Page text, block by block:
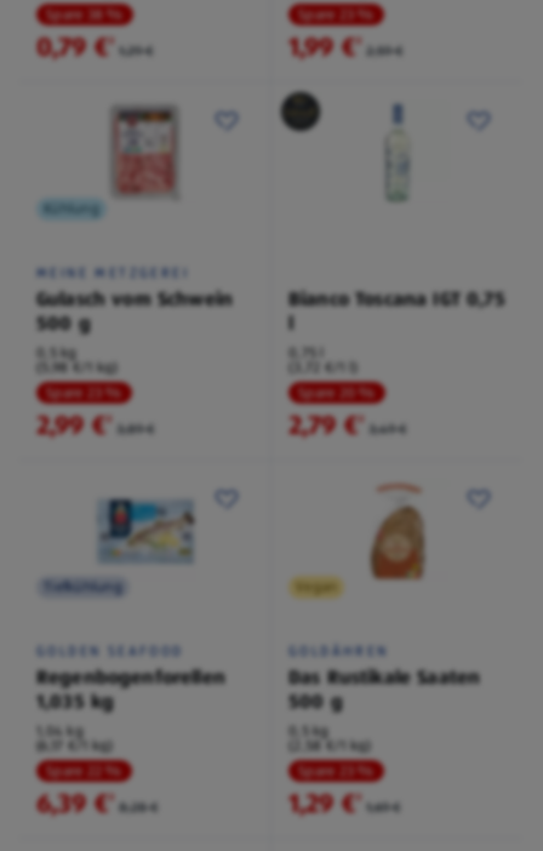
Spare 38 %
0,79 € 1,29 €
Spare 23 %
1,99 € 2,59 €
Kühlung
MEINE METZGEREI
Gulasch vom Schwein
500 g
0,5 kg
(5,98 €/1 kg)
Spare 23 %
2,99 € 3,89 €
Bianco Toscana IGT 0,75
l
(3,72 €/1 l)
Spare 20 %
2,79 € 3,49 €
Tiefkühlung
GOLDEN SEAFOOD
Regenbogenforellen
1,035 kg
1,04 kg
(6,17 €/1 kg)
Spare 22 %
6,39 € 8,28 €
Vegan
GOLDÄHREN
Das Rustikale Saaten
500 g
0,5 kg
(2,58 €/1 kg)
Spare 23 %
1,29 € 1,69 €